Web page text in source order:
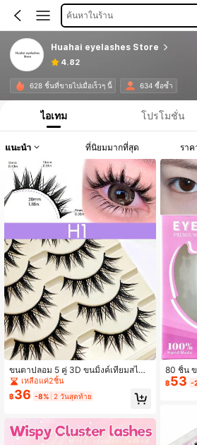
ค้นหาในร้าน
Huahai eyelashes Store
4.82
628 ชิ้นที่ขายไปเมื่อเร็วๆ นี้ 634 ซื้อซ้ำ
ไอเทม โปรโมชั่น
แนะนำ ที่นิยมมากที่สุด ราค
ขนตาปลอม 5 คู่ 3D ขนมิ้งค์เทียมสไตล์
การ์ตูน D Curl ทรงหนาม แบบแถบ ติด
ทนนาน ธรรมชาติไร้รอยต่อ นุ่มและยาว
ใช้ซ้ำได้สำหรับการแต่งหน้าประจำวัน
เหลือแค่2ชิ้น
฿36 -8% 2 วันสุดท้าย
80 ชิ้น
ปลอมท
ขนตาป
รรมชา
เมื่อออ
฿53 -